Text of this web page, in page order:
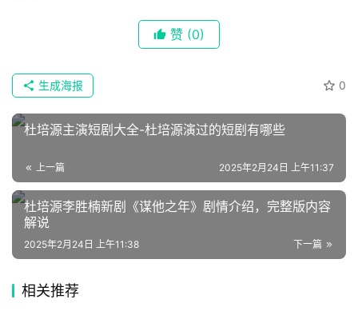
🔥
热
榜
速
递
🌱
主
登录 注册
赞 (0)
0
生成海报
杜培源主演短剧大全-杜培源演过的短剧有哪些
上一篇 2025年2月24日 上午11:37
杜培源李胜楠新剧《谋他之年》剧情介绍，完整版内容
解说
下一篇
2025年2月24日 上午11:38
相关推荐